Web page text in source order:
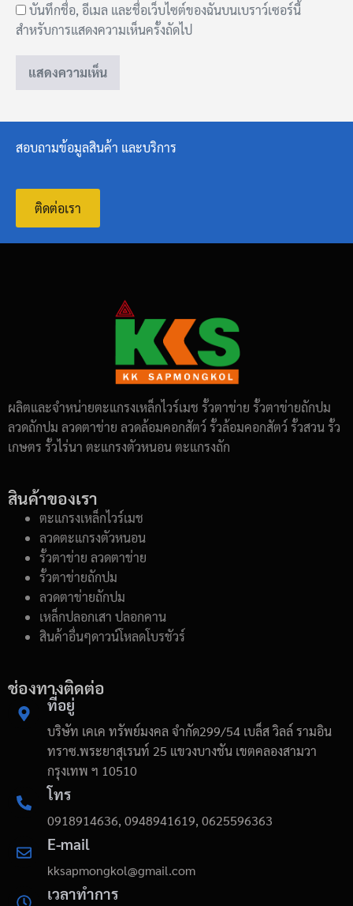
บันทึกชื่อ, อีเมล และชื่อเว็บไซต์ของฉันบนเบราว์เซอร์นี้
สำหรับการแสดงความเห็นครั้งถัดไป
สอบถามข้อมูลสินค้า และบริการ
ติดต่อเรา
ผลิตและจำหน่ายตะแกรงเหล็กไวร์เมช รั้วตาข่าย รั้วตาข่ายถักปม
ลวดถักปม ลวดตาข่าย ลวดล้อมคอกสัตว์ รั้วล้อมคอกสัตว์ รั้วสวน รั้ว
เกษตร รั้วไร่นา ตะแกรงตัวหนอน ตะแกรงถัก
สินค้าของเรา
ตะแกรงเหล็กไวร์เมช
ลวดตะแกรงตัวหนอน
รั้วตาข่าย ลวดตาข่าย
รั้วตาข่ายถักปม
ลวดตาข่ายถักปม
เหล็กปลอกเสา ปลอกคาน
สินค้าอื่นๆดาวน์โหลดโบรชัวร์
ช่องทางติดต่อ
ที่อยู่
บริษัท เคเค ทรัพย์มงคล จำกัด299/54 เบล็ส วิลล์ รามอิน
ทราซ.พระยาสุเรนท์ 25 แขวงบางชัน เขตคลองสามวา
กรุงเทพ ฯ 10510
โทร
0918914636, 0948941619, 0625596363
E-mail
kksapmongkol@gmail.com
เวลาทำการ